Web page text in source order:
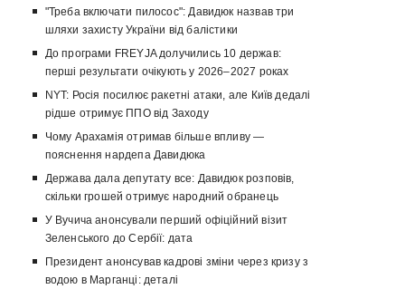
"Треба включати пилосос": Давидюк назвав три
шляхи захисту України від балістики
До програми FREYJA долучились 10 держав:
перші результати очікують у 2026–2027 роках
NYT: Росія посилює ракетні атаки, але Київ дедалі
рідше отримує ППО від Заходу
Чому Арахамія отримав більше впливу —
пояснення нардепа Давидюка
Держава дала депутату все: Давидюк розповів,
скільки грошей отримує народний обранець
У Вучича анонсували перший офіційний візит
Зеленського до Сербії: дата
Президент анонсував кадрові зміни через кризу з
водою в Марганці: деталі